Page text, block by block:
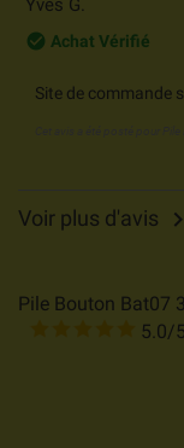
Yves G.
Achat Vérifié
Site de commande
Voir plus d'avis 
Pile Bouton Bat07
5.0/5